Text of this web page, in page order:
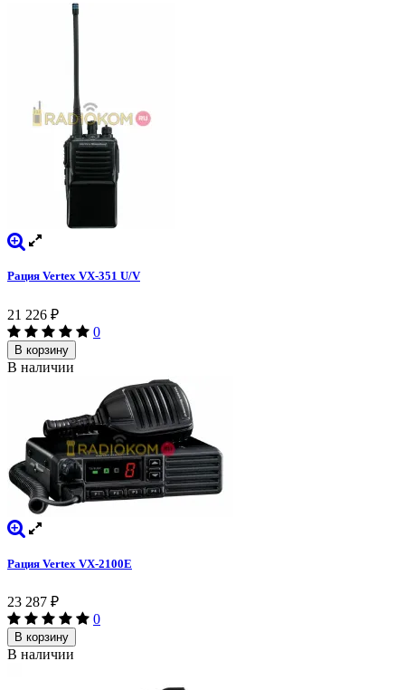
Рация Vertex VX-351 U/V
21 226 ₽
0
В корзину
В наличии
Рация Vertex VX-2100E
23 287 ₽
0
В корзину
В наличии